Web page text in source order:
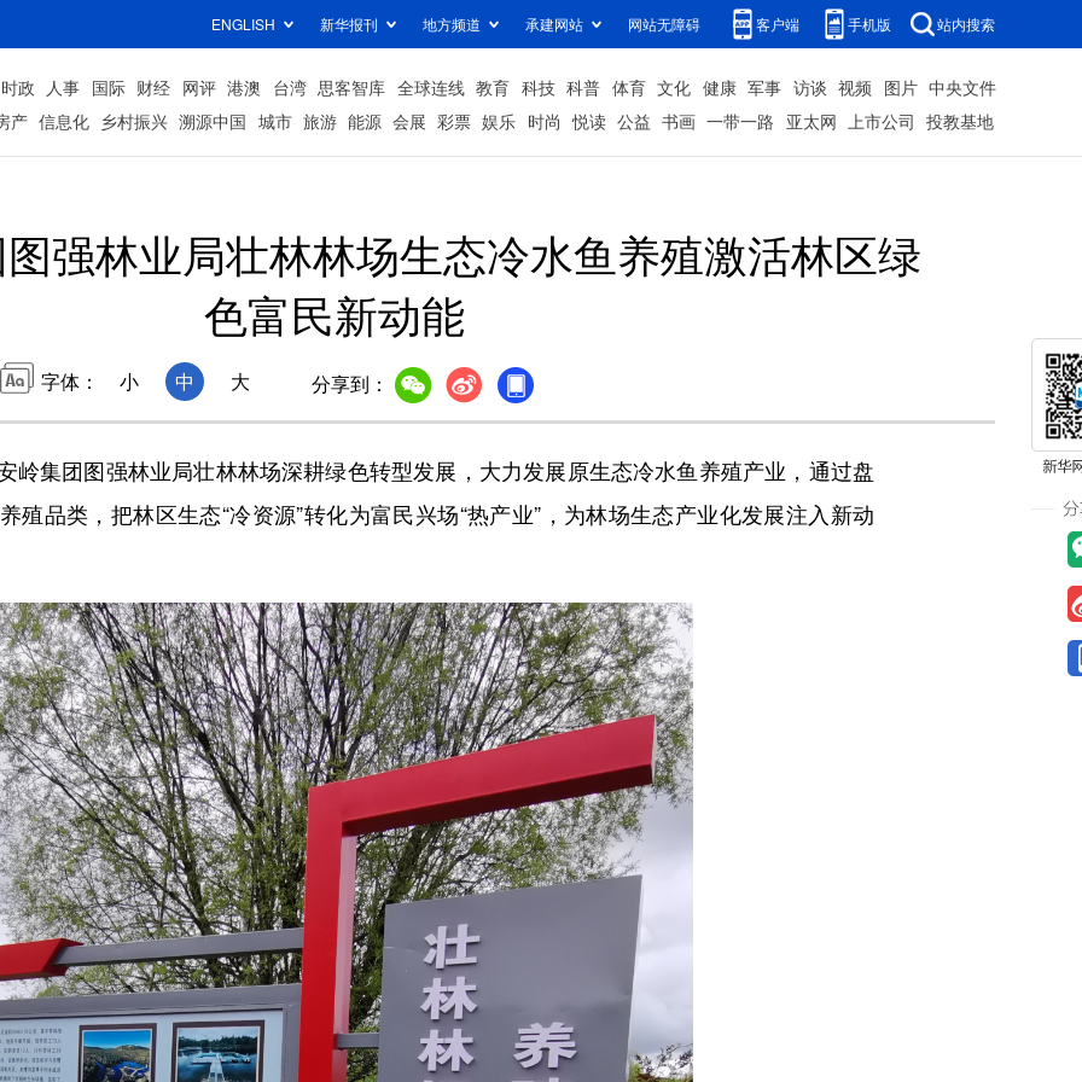
ENGLISH 新华报刊 地方频道 承建网站 网站无障碍 客户端 手机版 站内搜索
时政 人事 国际 财经 网评 港澳 台湾 思客智库 全球连线 教育 科技 科普 体育 文化 健康 军事 访谈 视频 图片 中央文件
产 信息化 乡村振兴 溯源中国 城市 旅游 能源 会展 彩票 娱乐 时尚 悦读 公益 书画 一带一路 亚太网 上市公司 投教基地
强林业局壮林林场生态冷水鱼养殖激活林区绿
色富民新动能
字体： 小 中 大 分享到：
团图强林业局壮林林场深耕绿色转型发展，大力发展原生态冷水鱼养殖产业，通过盘
殖品类，把林区生态“冷资源”转化为富民兴场“热产业”，为林场生态产业化发展注入新动